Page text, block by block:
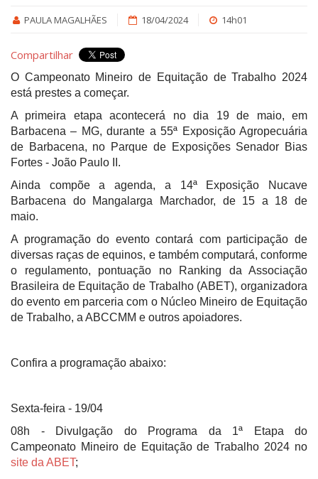
PAULA MAGALHÃES 18/04/2024 14h01
Compartilhar
O Campeonato Mineiro de Equitação de Trabalho 2024
está prestes a começar.
A primeira etapa acontecerá no dia 19 de maio, em
Barbacena – MG, durante a 55ª Exposição Agropecuária
de Barbacena, no Parque de Exposições Senador Bias
Fortes - João Paulo II.
Ainda compõe a agenda, a 14ª Exposição Nucave
Barbacena do Mangalarga Marchador, de 15 a 18 de
maio.
A programação do evento contará com participação de
diversas raças de equinos, e também computará, conforme
o regulamento, pontuação no Ranking da Associação
Brasileira de Equitação de Trabalho (ABET), organizadora
do evento em parceria com o Núcleo Mineiro de Equitação
de Trabalho, a ABCCMM e outros apoiadores.
Confira a programação abaixo:
Sexta-feira - 19/04
08h - Divulgação do Programa da 1ª Etapa do
Campeonato Mineiro de Equitação de Trabalho 2024 no
site da ABET;